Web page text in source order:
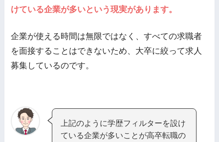
けている企業が多いという現実があります。
企業が使える時間は無限ではなく、すべての求職者
を面接することはできないため、大卒に絞って求人
募集しているのです。
上記のように学歴フィルターを設け
ている企業が多いことが高卒転職の